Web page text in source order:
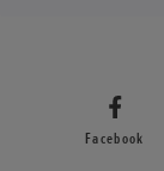
Facebook